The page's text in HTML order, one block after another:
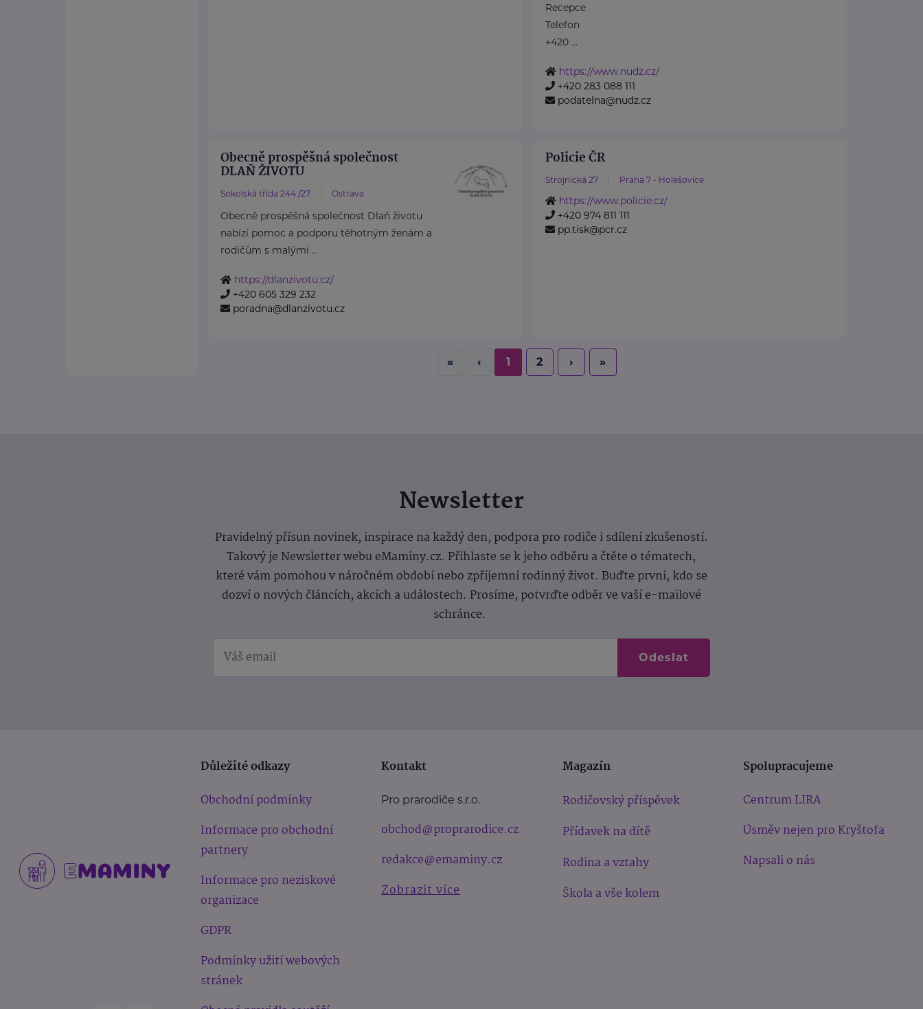
Recepce
Telefon
+420 ...
https://www.nudz.cz/
+420 283 088 111
podatelna@nudz.cz
Obecně prospěšná společnost
DLAŇ ŽIVOTU
Sokolská třída 244 /27 Ostrava
Obecně prospěšná společnost Dlaň životu
nabízí pomoc a podporu těhotným ženám a
rodičům s malými ...
https://dlanzivotu.cz/
+420 605 329 232
poradna@dlanzivotu.cz
Policie ČR
Strojnická 27 Praha 7 - Holešovice
https://www.policie.cz/
+420 974 811 111
pp.tisk@pcr.cz
« ‹ 1 2 › »
Newsletter
Pravidelný přísun novinek, inspirace na každý den, podpora pro rodiče i sdílení zkušeností.
Takový je Newsletter webu eMaminy.cz. Přihlaste se k jeho odběru a čtěte o tématech,
které vám pomohou v náročném období nebo zpříjemní rodinný život. Buďte první, kdo se
dozví o nových článcích, akcích a událostech. Prosíme, potvrďte odběr ve vaší e-mailové
schránce.
Odeslat
Důležité odkazy
Obchodní podmínky
Informace pro obchodní
partnery
Informace pro neziskové
organizace
GDPR
Podmínky užití webových
stránek
Kontakt
Pro prarodiče s.r.o.
obchod@proprarodice.cz
redakce@emaminy.cz
Zobrazit více
Magazín
Rodičovský příspěvek
Přídavek na dítě
Rodina a vztahy
Škola a vše kolem
Spolupracujeme
Centrum LIRA
Úsměv nejen pro Kryštofa
Napsali o nás